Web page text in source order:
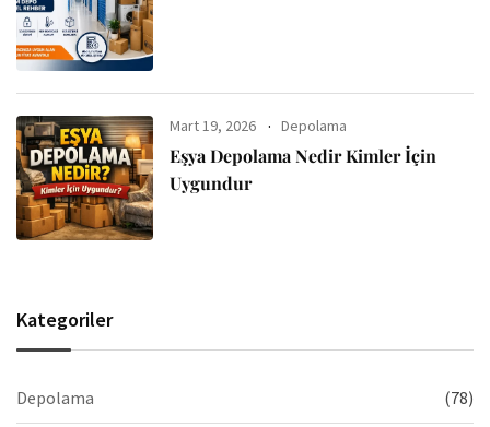
Mart 19, 2026 Depolama
Eşya Depolama Nedir Kimler İçin
Uygundur
Kategoriler
Depolama (78)